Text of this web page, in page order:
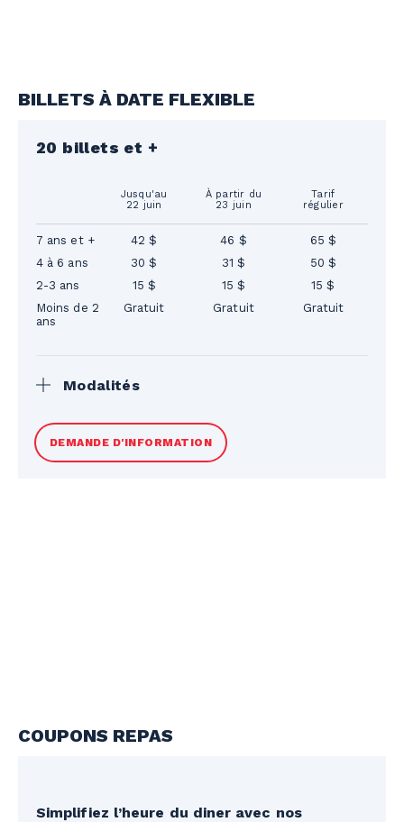
BILLETS À DATE FLEXIBLE
20 billets et +
Jusqu'au
22 juin
À partir du
23 juin
Tarif
régulier
7 ans et + 42 $ 46 $
65 $
4 à 6 ans
30 $ 31 $
50 $
2-3 ans
15 $ 15 $
15 $
Moins de 2
ans
Gratuit Gratuit Gratuit
Modalités
Billet valide pour la saison 2026. Les prix
n’incluent pas les taxes. Billet gratuit selon
DEMANDE D'INFORMATION
COUPONS REPAS
Simplifiez l’heure du diner avec nos